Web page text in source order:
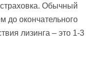
Обычный
до окончательного
лизинга – это 1-3